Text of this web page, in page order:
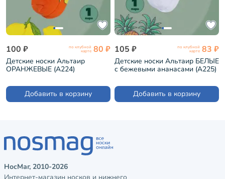
100 ₽ по клубной
карте 80 ₽
Детские носки Альтаир
ОРАНЖЕВЫЕ (А224)
Добавить в корзину
105 ₽ по клубной
карте 83 ₽
Детские носки Альтаир БЕЛЫЕ
с бежевыми ананасами (А225)
Добавить в корзину
НосМаг, 2010-2026